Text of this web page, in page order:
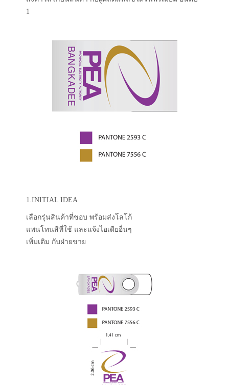
1
1.INITIAL IDEA
เลือกรุ่นสินค้าที่ชอบ พร้อมส่งโลโก้
แพนโทนสีที่ใช้ และแจ้งไอเดียอื่นๆ
เพิ่มเติม กับฝ่ายขาย